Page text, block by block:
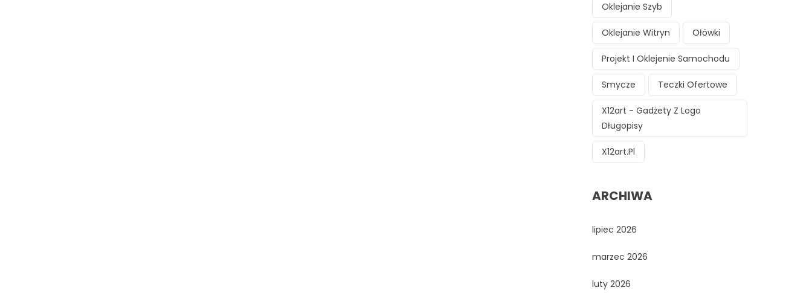
Oklejanie Szyb
Oklejanie Witryn Ołówki
Projekt I Oklejenie Samochodu
Smycze Teczki Ofertowe
X12art - Gadżety Z Logo
Długopisy
X12art.pl
ARCHIWA
lipiec 2026
marzec 2026
luty 2026